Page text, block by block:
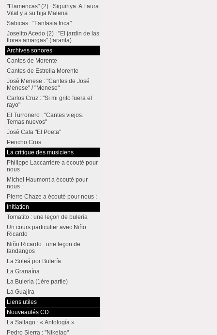
"Flamencas" (2) : Siguiriya. A Laura
Vital y a su hija Malena
Sabicas : "Fantasia Inca"
Joselito Acedo (2) : "El jardín de las
flores amargas" (taranta)
Archives sonores
Cantes de Morente
Cantes de Estrella Morente
José Menese : "Cantes de José
Menese" / "Menese"
Carlos Cruz : "Si mi grito fuera el
rayo"
El Turronero : "Cantes viejos.
Temas nuevos"
José Cala "El Poeta"
Pencho Cros
La critique des musiciens
Philippe Laccarrière a écouté pour
nous :
Michel Haumont a écouté pour
nous :
Pierre Chaze a écouté pour nous :
Initiation
Tomatito : une leçon de bulería
Un cours particulier avec Niño
Ricardo
Niño Ricardo : une leçon de
fandangos
La Soleá por Bulería
La Granaína
La Bulería (1ère partie)
La Guajira
Liens utiles
Nouveautés CD
La Sallago : « Antología »
Pedro Sierra : "Nikelao"